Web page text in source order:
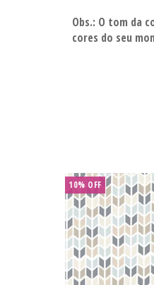
Obs.: O tom da
cores do seu
10% OFF